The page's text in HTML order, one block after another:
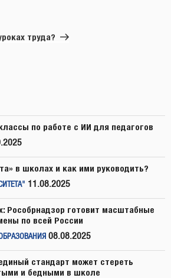
труда?
по работе с ИИ для педагогов
в школах и как ими руководить?
11.08.2025
Рособрнадзор готовит масштабные
по всей России
08.08.2025
стандарт может стереть
и бедными в школе